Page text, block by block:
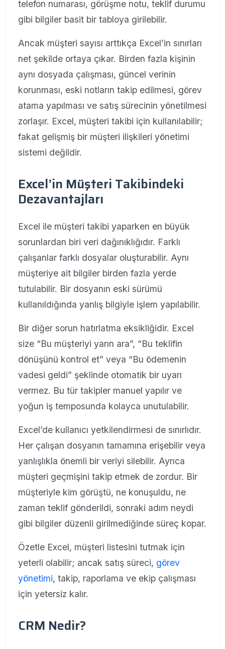
telefon numarası, görüşme notu, teklif durumu
gibi bilgiler basit bir tabloya girilebilir.
Ancak müşteri sayısı arttıkça Excel’in sınırları
net şekilde ortaya çıkar. Birden fazla kişinin
aynı dosyada çalışması, güncel verinin
korunması, eski notların takip edilmesi, görev
atama yapılması ve satış sürecinin yönetilmesi
zorlaşır. Excel, müşteri takibi için kullanılabilir;
fakat gelişmiş bir müşteri ilişkileri yönetimi
sistemi değildir.
Excel’in Müşteri Takibindeki
Dezavantajları
Excel ile müşteri takibi yaparken en büyük
sorunlardan biri veri dağınıklığıdır. Farklı
çalışanlar farklı dosyalar oluşturabilir. Aynı
müşteriye ait bilgiler birden fazla yerde
tutulabilir. Bir dosyanın eski sürümü
kullanıldığında yanlış bilgiyle işlem yapılabilir.
Bir diğer sorun hatırlatma eksikliğidir. Excel
size “Bu müşteriyi yarın ara”, “Bu teklifin
dönüşünü kontrol et” veya “Bu ödemenin
vadesi geldi” şeklinde otomatik bir uyarı
vermez. Bu tür takipler manuel yapılır ve
yoğun iş temposunda kolayca unutulabilir.
Excel’de kullanıcı yetkilendirmesi de sınırlıdır.
Her çalışan dosyanın tamamına erişebilir veya
yanlışlıkla önemli bir veriyi silebilir. Ayrıca
müşteri geçmişini takip etmek de zordur. Bir
müşteriyle kim görüştü, ne konuşuldu, ne
zaman teklif gönderildi, sonraki adım neydi
gibi bilgiler düzenli girilmediğinde süreç kopar.
Özetle Excel, müşteri listesini tutmak için
yeterli olabilir; ancak satış süreci, görev
yönetimi, takip, raporlama ve ekip çalışması
için yetersiz kalır.
CRM Nedir?